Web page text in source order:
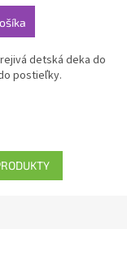
detská deka do
postieľky.